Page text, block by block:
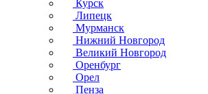
Курск
Липецк
Мурманск
Нижний Новгород
Великий Новгород
Оренбург
Орел
Пенза